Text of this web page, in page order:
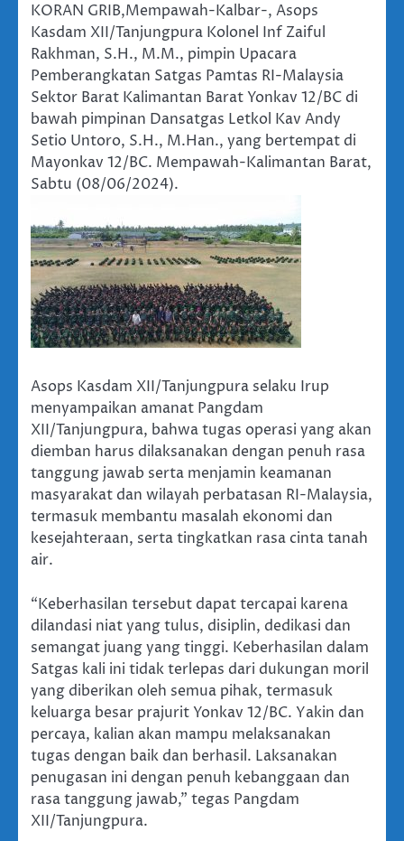
KORAN GRIB,Mempawah-Kalbar-, Asops
Kasdam XII/Tanjungpura Kolonel Inf Zaiful
Rakhman, S.H., M.M., pimpin Upacara
Pemberangkatan Satgas Pamtas RI-Malaysia
Sektor Barat Kalimantan Barat Yonkav 12/BC di
bawah pimpinan Dansatgas Letkol Kav Andy
Setio Untoro, S.H., M.Han., yang bertempat di
Mayonkav 12/BC. Mempawah-Kalimantan Barat,
Sabtu (08/06/2024).
Asops Kasdam XII/Tanjungpura selaku Irup
menyampaikan amanat Pangdam
XII/Tanjungpura, bahwa tugas operasi yang akan
diemban harus dilaksanakan dengan penuh rasa
tanggung jawab serta menjamin keamanan
masyarakat dan wilayah perbatasan RI-Malaysia,
termasuk membantu masalah ekonomi dan
kesejahteraan, serta tingkatkan rasa cinta tanah
air.
“Keberhasilan tersebut dapat tercapai karena
dilandasi niat yang tulus, disiplin, dedikasi dan
semangat juang yang tinggi. Keberhasilan dalam
Satgas kali ini tidak terlepas dari dukungan moril
yang diberikan oleh semua pihak, termasuk
keluarga besar prajurit Yonkav 12/BC. Yakin dan
percaya, kalian akan mampu melaksanakan
tugas dengan baik dan berhasil. Laksanakan
penugasan ini dengan penuh kebanggaan dan
rasa tanggung jawab,” tegas Pangdam
XII/Tanjungpura.